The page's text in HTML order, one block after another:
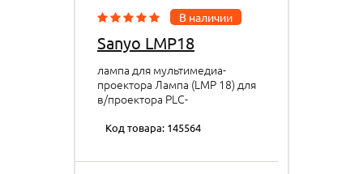
В наличии
Sanyo LMP18
лампа для мультимедиа-
проектора Лампа (LMP 18) для
в/проектора PLC-
Код товара: 145564